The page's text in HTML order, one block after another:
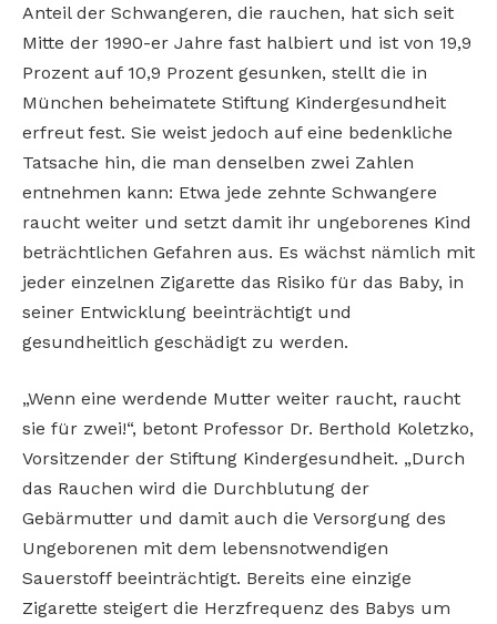
Anteil der Schwangeren, die rauchen, hat sich seit
Mitte der 1990-er Jahre fast halbiert und ist von 19,9
Prozent auf 10,9 Prozent gesunken, stellt die in
München beheimatete Stiftung Kindergesundheit
erfreut fest. Sie weist jedoch auf eine bedenkliche
Tatsache hin, die man denselben zwei Zahlen
entnehmen kann: Etwa jede zehnte Schwangere
raucht weiter und setzt damit ihr ungeborenes Kind
beträchtlichen Gefahren aus. Es wächst nämlich mit
jeder einzelnen Zigarette das Risiko für das Baby, in
seiner Entwicklung beeinträchtigt und
gesundheitlich geschädigt zu werden.
„Wenn eine werdende Mutter weiter raucht, raucht
sie für zwei!“, betont Professor Dr. Berthold Koletzko,
Vorsitzender der Stiftung Kindergesundheit. „Durch
das Rauchen wird die Durchblutung der
Gebärmutter und damit auch die Versorgung des
Ungeborenen mit dem lebensnotwendigen
Sauerstoff beeinträchtigt. Bereits eine einzige
Zigarette steigert die Herzfrequenz des Babys um